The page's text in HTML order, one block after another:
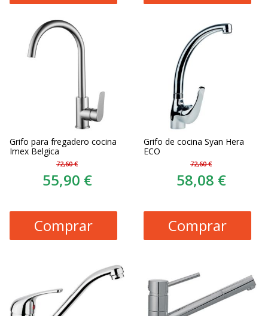
Grifo para fregadero cocina
Imex Belgica
72,60 €
55,90 €
Comprar
Grifo de cocina Syan Hera
ECO
72,60 €
58,08 €
Comprar